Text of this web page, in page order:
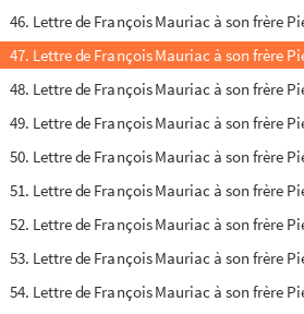
46. Lettre de François Mauriac à son frère
47. Lettre de François Mauriac à son frère
48. Lettre de François Mauriac à son frère
49. Lettre de François Mauriac à son frère
50. Lettre de François Mauriac à son frère
51. Lettre de François Mauriac à son frère
52. Lettre de François Mauriac à son frère
53. Lettre de François Mauriac à son frère
54. Lettre de François Mauriac à son frère